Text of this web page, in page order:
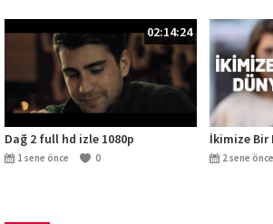
02:14:24
Dağ 2 full hd izle 1080p
1 sene önce 0
İkimize Bir
2 sene önce